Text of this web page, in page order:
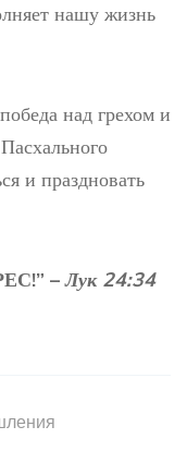
нашу жизнь
над грехом и
и праздновать
–Лук 24:34